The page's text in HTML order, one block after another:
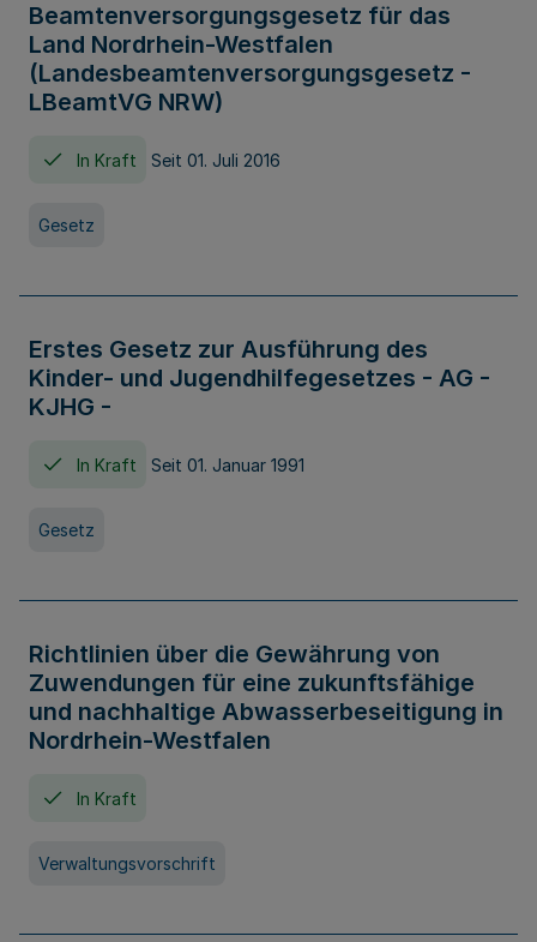
Beamtenversorgungsgesetz für das
Land Nordrhein-Westfalen
(Landesbeamtenversorgungsgesetz -
LBeamtVG NRW)
In Kraft Seit 01. Juli 2016
Gesetz
Erstes Gesetz zur Ausführung des
Kinder- und Jugendhilfegesetzes - AG -
KJHG -
In Kraft Seit 01. Januar 1991
Gesetz
Richtlinien über die Gewährung von
Zuwendungen für eine zukunftsfähige
und nachhaltige Abwasserbeseitigung in
Nordrhein-Westfalen
In Kraft
Verwaltungsvorschrift